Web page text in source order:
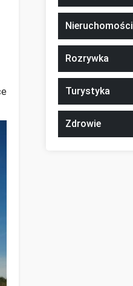
Nieruchomości
Rozrywka
Turystyka
Zdrowie